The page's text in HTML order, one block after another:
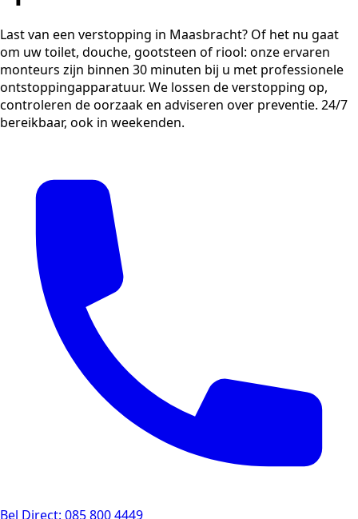
Last van een verstopping in Maasbracht? Of het nu gaat
om uw toilet, douche, gootsteen of riool: onze ervaren
monteurs zijn binnen 30 minuten bij u met professionele
ontstoppingapparatuur. We lossen de verstopping op,
controleren de oorzaak en adviseren over preventie. 24/7
bereikbaar, ook in weekenden.
Bel Direct: 085 800 4449